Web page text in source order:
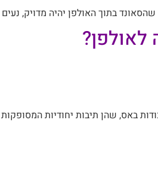
בתוך האולפן יהיה מדויק, נעים
באס, שהן תיבות יחודיות